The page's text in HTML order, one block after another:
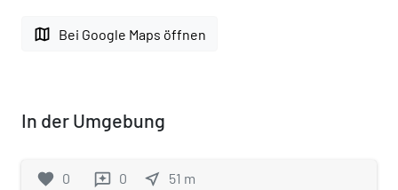
map Bei Google Maps öffnen
In der Umgebung
favorite 0 reviews 0 near_me 51 m